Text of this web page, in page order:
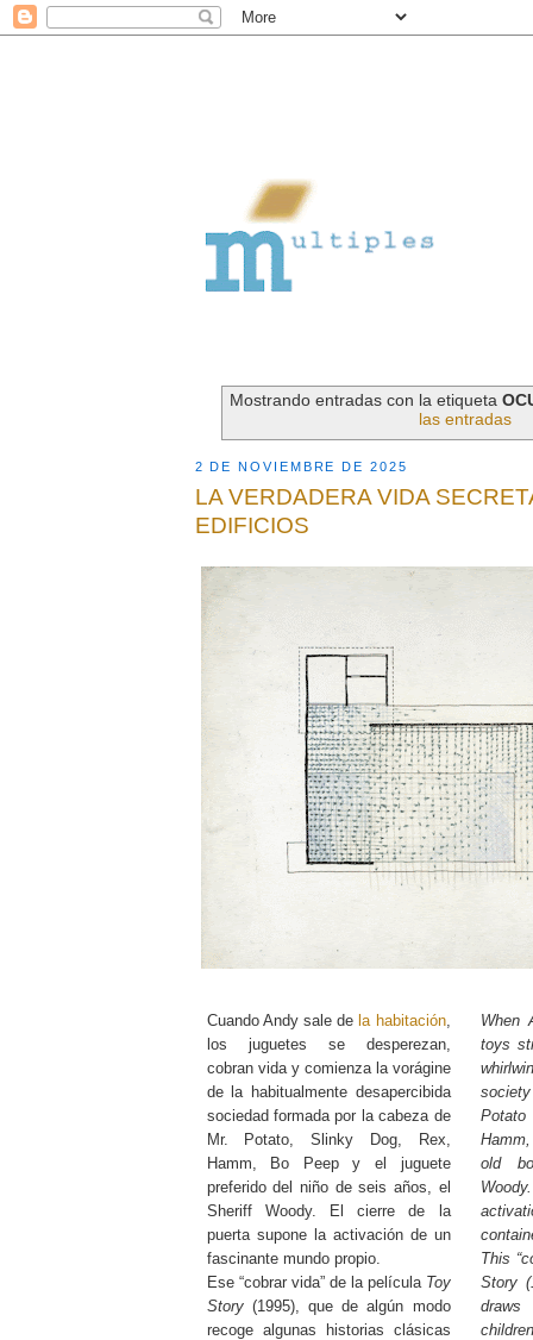
Mostrando entradas con la etiqueta
las entradas
2 DE NOVIEMBRE DE 2025
LA VERDADERA VIDA
EDIFICIOS
Cuando Andy sale dela habitación,
los juguetes se desperezan,
cobran vida y comienza la vorágine
de la habitualmente desapercibida
sociedad formada por la cabeza de
Mr. Potato, Slinky Dog, Rex,
Hamm, Bo Peep y el juguete
preferido del niño de seis años, el
Sheriff Woody. El cierre de la
puerta supone la activación de un
fascinante mundo propio.
Ese “cobrar vida” de la película Toy
Story(1995), que de algún modo
recoge algunas historias clásicas
When
toys
old
This
Story